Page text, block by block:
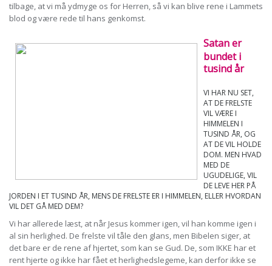
tilbage, at vi må ydmyge os for Herren, så vi kan blive rene i Lammets
blod og være rede til hans genkomst.
Satan er
bundet i
tusind år
VI HAR NU SET,
AT DE FRELSTE
VIL VÆRE I
HIMMELEN I
TUSIND ÅR, OG
AT DE VIL HOLDE
DOM. MEN HVAD
MED DE
UGUDELIGE, VIL
DE LEVE HER PÅ
JORDEN I ET TUSIND ÅR, MENS DE FRELSTE ER I HIMMELEN, ELLER HVORDAN
VIL DET GÅ MED DEM?
Vi har allerede læst, at når Jesus kommer igen, vil han komme igen i
al sin herlighed. De frelste vil tåle den glans, men Bibelen siger, at
det bare er de rene af hjertet, som kan se Gud. De, som IKKE har et
rent hjerte og ikke har fået et herlighedslegeme, kan derfor ikke se